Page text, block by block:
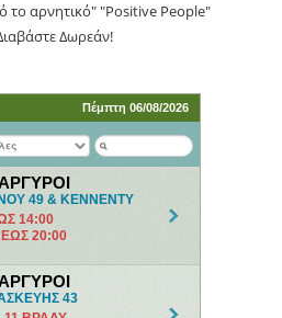
το αρνητικό" "Positive People"
Δωρεάν!